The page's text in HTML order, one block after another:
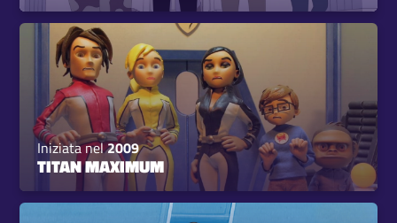
Iniziata nel2009
TITAN MAXIMUM